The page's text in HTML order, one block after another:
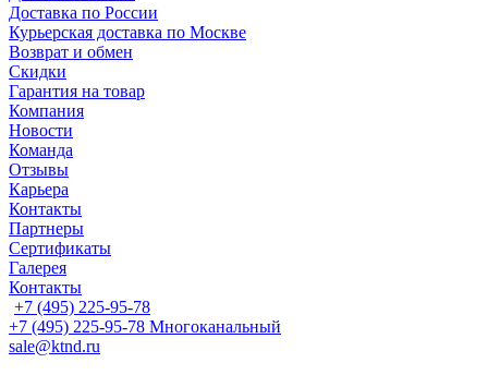
Доставка по России
Курьерская доставка по Москве
Возврат и обмен
Скидки
Гарантия на товар
Компания
Новости
Команда
Отзывы
Карьера
Контакты
Партнеры
Сертификаты
Галерея
Контакты
+7 (495) 225-95-78
+7 (495) 225-95-78 Многоканальный
sale@ktnd.ru